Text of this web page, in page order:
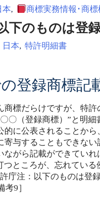
本, 商標実務情報･商標
下のものは登
日本, 特許明細書
登録商標記
商標だらけですが、特
〇（登録商標）”と明
的に公表されることか
寄与することもできな
ながら記載ができてい
つところが、忘れてい
庁注：以下のものは登
9］